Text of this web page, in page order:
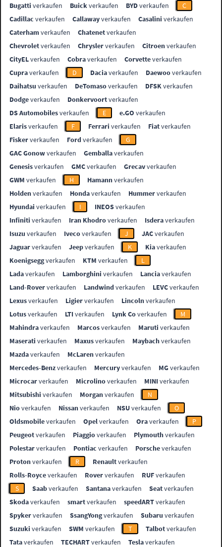
Bugatti verkaufen Buickverkaufen BYDverkaufen
C
Cadillac verkaufen Callawayverkaufen Casalini verkaufen
Caterhamverkaufen Chatenetverkaufen
Chevroletverkaufen Chryslerverkaufen Citroenverkaufen
CityELverkaufen Cobraverkaufen Corvetteverkaufen
Cupraverkaufen D Daciaverkaufen Daewooverkaufen
Daihatsu verkaufen DeTomasoverkaufen DFSKverkaufen
Dodgeverkaufen Donkervoortverkaufen
DS Automobilesverkaufen E e.GO verkaufen
Elarisverkaufen F Ferrari verkaufen Fiatverkaufen
Fiskerverkaufen Fordverkaufen
G
GAC Gonowverkaufen Gemballaverkaufen
Genesisverkaufen GMCverkaufen Grecavverkaufen
GWM verkaufen H Hamannverkaufen
Holdenverkaufen Hondaverkaufen Hummerverkaufen
Hyundai verkaufen I INEOSverkaufen
Infiniti verkaufen Iran Khodroverkaufen Isderaverkaufen
Isuzu verkaufen Ivecoverkaufen J JACverkaufen
Jaguarverkaufen Jeepverkaufen K Kiaverkaufen
Koenigseggverkaufen KTM verkaufen
L
Ladaverkaufen Lamborghini verkaufen Lanciaverkaufen
Land-Roververkaufen Landwindverkaufen LEVCverkaufen
Lexusverkaufen Ligierverkaufen Lincolnverkaufen
Lotusverkaufen LTIverkaufen Lynk Coverkaufen
M
Mahindraverkaufen Marcosverkaufen Maruti verkaufen
Maserati verkaufen Maxusverkaufen Maybachverkaufen
Mazdaverkaufen McLarenverkaufen
Mercedes-Benzverkaufen Mercuryverkaufen MGverkaufen
Microcarverkaufen Microlinoverkaufen MINIverkaufen
Mitsubishi verkaufen Morganverkaufen
N
Nioverkaufen Nissanverkaufen NSUverkaufen
O
Oldsmobileverkaufen Opelverkaufen Oraverkaufen
P
Peugeotverkaufen Piaggioverkaufen Plymouthverkaufen
Polestarverkaufen Pontiac verkaufen Porscheverkaufen
Protonverkaufen R Renaultverkaufen
Rolls-Royceverkaufen Roververkaufen RUFverkaufen
S
Saabverkaufen Santanaverkaufen Seatverkaufen
Skodaverkaufen smartverkaufen speedARTverkaufen
Spykerverkaufen SsangYongverkaufen Subaru verkaufen
Suzuki verkaufen SWM verkaufen T Talbotverkaufen
Tataverkaufen TECHARTverkaufen Teslaverkaufen